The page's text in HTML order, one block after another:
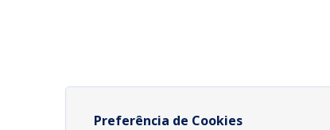
Preferência de Cookies